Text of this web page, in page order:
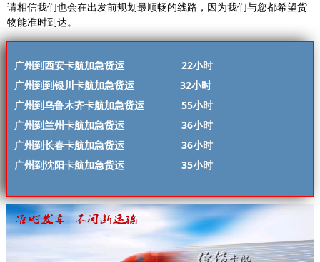
请相信我们也会在出发前规划最顺畅的线路，因为我们与您都希望货
物能准时到达。
广州到西安卡航加急货运 22小时
广州到到银川卡航加急货运 32小时
广州到乌鲁木齐卡航加急货运 55小时
广州到兰州卡航加急货运 36小时
广州到长春卡航加急货运 36小时
广州到沈阳卡航加急货运 35小时